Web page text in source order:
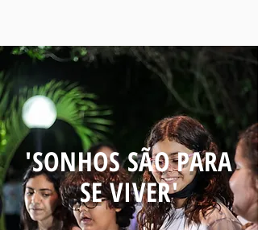
'SONHOS SÃO PARA
SE VIVER'